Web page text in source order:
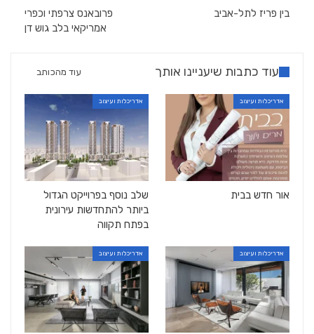
בין פריז לתל-אביב
פרובאנס צרפתי וכפרי
אמריקאי בלב גוש דן
עוד כתבות שיעניינו אותך עוד מהכותב
אדריכלות ועיצוב
אור חדש בבית
אדריכלות ועיצוב
שלב נוסף בפרוייקט הגדול
ביותר להתחדשות עירונית
בפתח תקווה
אדריכלות ועיצוב אדריכלות ועיצוב